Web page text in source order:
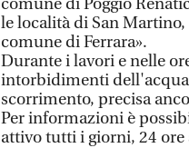
le località di San
comune di Ferrara».
Durante i lavori e nelle
intorbidimenti
scorrimento, precisa
Per informazioni è
attivo tutti i giorni, 24 ore